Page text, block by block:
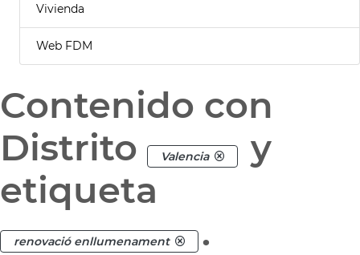
Vivienda
Web FDM
Contenido con
Distrito
Valencia
y
etiqueta
renovació enllumenament .